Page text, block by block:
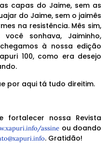
capas do Jaime, sem as
do Jaime, sem o jaimês
na resistência. Mês sim,
sonhava, Jaiminho,
à nossa edição
100, como era desejo
por aqui tá tudo direitim.
fortalecer nossa Revista
assine ou doando
. Gratidão!